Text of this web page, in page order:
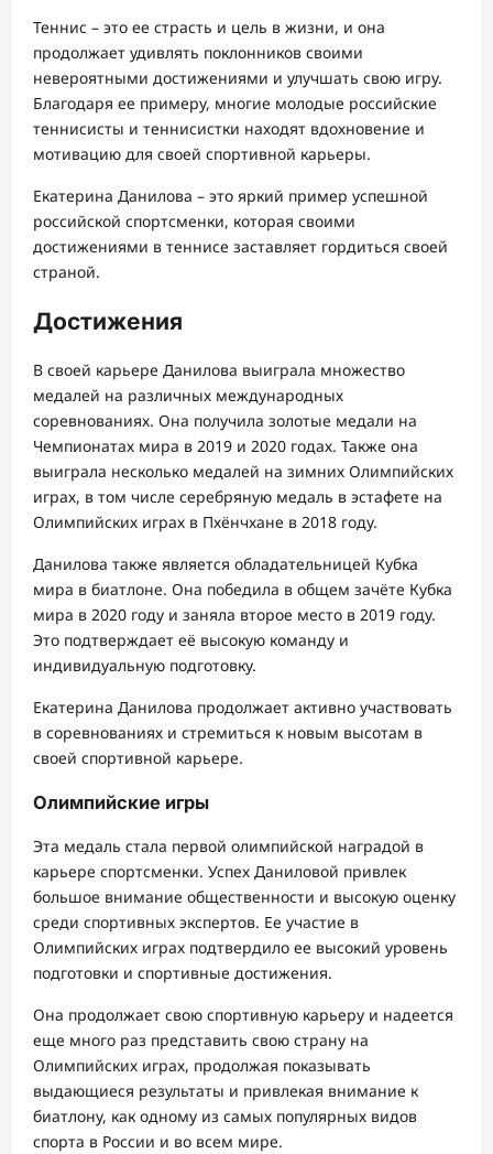
Теннис – это ее страсть и цель в жизни, и она
продолжает удивлять поклонников своими
невероятными достижениями и улучшать свою игру.
Благодаря ее примеру, многие молодые российские
теннисисты и теннисистки находят вдохновение и
мотивацию для своей спортивной карьеры.
Екатерина Данилова – это яркий пример успешной
российской спортсменки, которая своими
достижениями в теннисе заставляет гордиться своей
страной.
Достижения
В своей карьере Данилова выиграла множество
медалей на различных международных
соревнованиях. Она получила золотые медали на
Чемпионатах мира в 2019 и 2020 годах. Также она
выиграла несколько медалей на зимних Олимпийских
играх, в том числе серебряную медаль в эстафете на
Олимпийских играх в Пхёнчхане в 2018 году.
Данилова также является обладательницей Кубка
мира в биатлоне. Она победила в общем зачёте Кубка
мира в 2020 году и заняла второе место в 2019 году.
Это подтверждает её высокую команду и
индивидуальную подготовку.
Екатерина Данилова продолжает активно участвовать
в соревнованиях и стремиться к новым высотам в
своей спортивной карьере.
Олимпийские игры
Эта медаль стала первой олимпийской наградой в
карьере спортсменки. Успех Даниловой привлек
большое внимание общественности и высокую оценку
среди спортивных экспертов. Ее участие в
Олимпийских играх подтвердило ее высокий уровень
подготовки и спортивные достижения.
Она продолжает свою спортивную карьеру и надеется
еще много раз представить свою страну на
Олимпийских играх, продолжая показывать
выдающиеся результаты и привлекая внимание к
биатлону, как одному из самых популярных видов
спорта в России и во всем мире.